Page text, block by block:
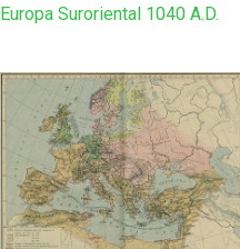
Europa Suroriental 1040 A.D.